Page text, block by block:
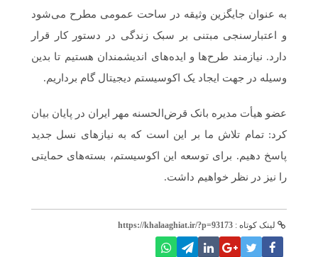
به عنوان جایگزین وثیقه در ساحت عمومی مطرح می‌شود
و اعتبارسنجی مبتنی بر سبک زندگی در دستور کار قرار
دارد. نیازمند طرح‌ها و ایده‌های اندیشمندان هستیم تا بدین
‌وسیله در جهت ایجاد یک اکوسیستم دیجیتال گام برداریم.
عضو هیأت مدیره بانک قرض‌الحسنه مهر ایران در پایان بیان
کرد: تمام تلاش ما بر این است که به نیازهای نسل جدید
پاسخ دهیم. برای توسعه این اکوسیستم، بسته‌های حمایتی
را نیز در نظر خواهیم داشت.
لینک کوتاه : https://khalaaghiat.ir/?p=93173